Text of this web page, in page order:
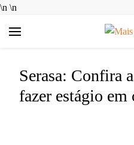
\n \n
simplificar a sua vida,
sobre Finanças e
tomar decisões mais
Serasa: Confira
fazer estágio em